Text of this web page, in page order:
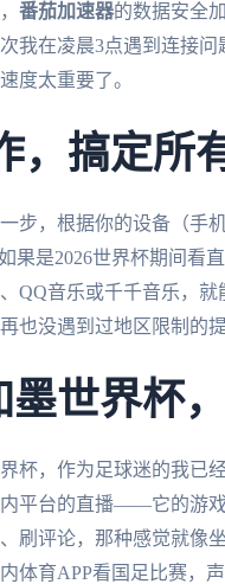
番茄加速器的数据安全
我在凌晨3点遇到连接
度太重要了。
，搞定所
步，根据你的设备（手
果是2026世界杯期间看
QQ音乐或千千音乐，
也没遇到过地区限制的提
世界杯
杯，作为足球迷的我已
平台的直播——它的游
刷评论，那种感觉就像
体育APP看国足比赛，